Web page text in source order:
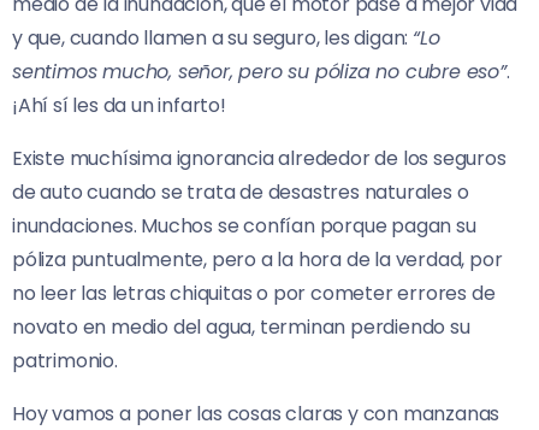
y que, cuando llamen a su seguro, les digan: “Lo
sentimos mucho, señor, pero su póliza no cubre eso”.
¡Ahí sí les da un infarto!
Existe muchísima ignorancia alrededor de los seguros
de auto cuando se trata de desastres naturales o
inundaciones. Muchos se confían porque pagan su
póliza puntualmente, pero a la hora de la verdad, por
no leer las letras chiquitas o por cometer errores de
novato en medio del agua, terminan perdiendo su
patrimonio.
Hoy vamos a poner las cosas claras y con manzanas